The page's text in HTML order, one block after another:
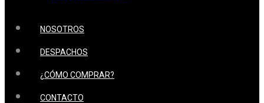
NOSOTROS
DESPACHOS
¿CÓMO COMPRAR?
CONTACTO